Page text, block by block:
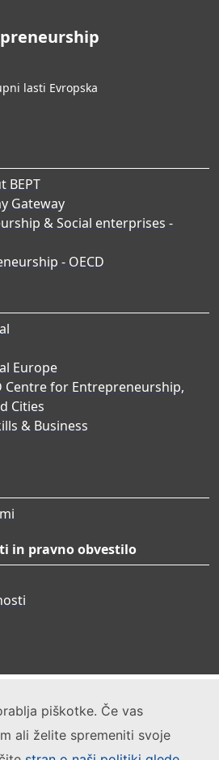
piškotke. Če vas
ali želite spremeniti svoje
lasti Evropska
BEPT
Gateway
& Social enterprises -
- OECD
Europe
Centre for Entrepreneurship,
Cities
& Business
in pravno obvestilo